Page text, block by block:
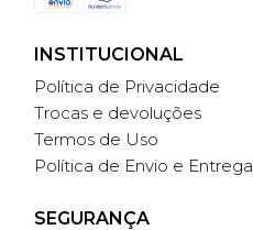
INSTITUCIONAL
Política de Privacidade
Trocas e devoluções
Termos de Uso
Política de Envio e Entrega
SEGURANÇA